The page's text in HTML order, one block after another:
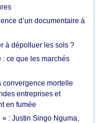
d’un documentaire à
à dépolluer les sols ?
: ce que les marchés
convergence mortelle
entreprises et
en fumée
: Justin Singo Nguma,